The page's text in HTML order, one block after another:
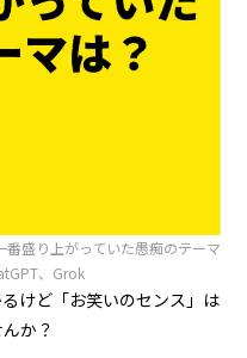
番盛り上がっていた愚痴のテーマ
、Grok
けど「お笑いのセンス」は
か？